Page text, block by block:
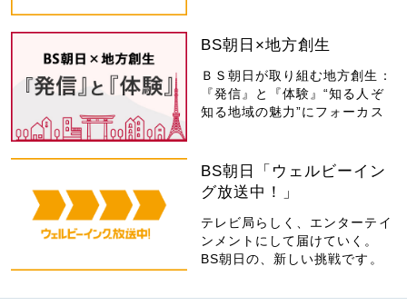
BS朝日×地方創生
ＢＳ朝日が取り組む地方創生：
『発信』と『体験』“知る人ぞ
知る地域の魅力”にフォーカス
BS朝日「ウェルビーイン
グ放送中！」
テレビ局らしく、エンターテイ
ンメントにして届けていく。
BS朝日の、新しい挑戦です。